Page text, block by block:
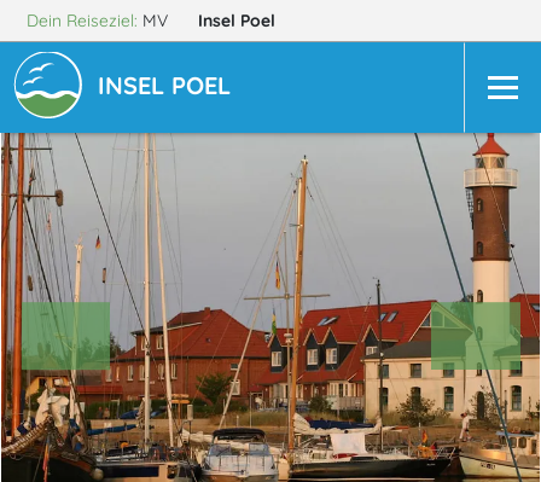
Dein Reiseziel: MV Insel Poel
INSEL POEL